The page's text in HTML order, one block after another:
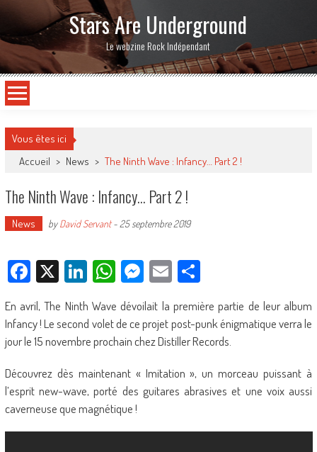
Stars Are Underground
Le webzine Rock Indépendant
Vous êtes ici
Accueil > News > The Ninth Wave : Infancy… Part 2 !
The Ninth Wave : Infancy… Part 2 !
News byDavid Servant- 25 septembre 2019
Facebook
X LinkedIn
WhatsApp
Messenger
EmailPartager
En avril, The Ninth Wave dévoilait la première partie de leur album
Infancy ! Le second volet de ce projet post-punk énigmatique verra le
jour le 15 novembre prochain chez Distiller Records.
Découvrez dès maintenant « Imitation », un morceau puissant à
l’esprit new-wave, porté des guitares abrasives et une voix aussi
caverneuse que magnétique !